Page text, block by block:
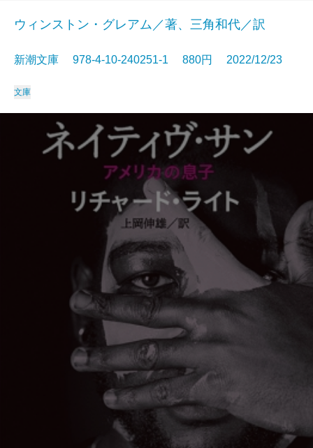
ウィンストン・グレアム／著、三角和代／訳
新潮文庫 978-4-10-240251-1 880円 2022/12/23
文庫